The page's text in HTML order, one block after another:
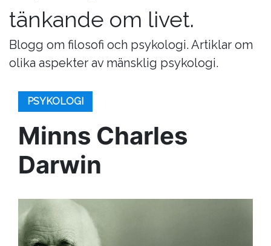
tänkande om livet.
Blogg om filosofi och psykologi. Artiklar om
olika aspekter av mänsklig psykologi.
PSYKOLOGI
Minns Charles
Darwin